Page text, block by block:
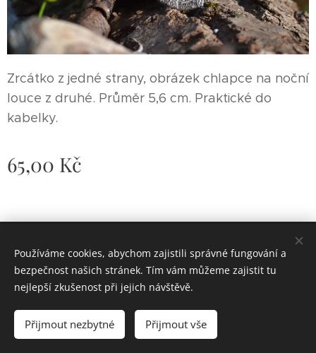
Zrcátko z jedné strany, obrázek chlapce na noční
louce z druhé. Průměr 5,6 cm. Praktické do
kabelky.
65,00 Kč
Do košíku
Cookies
Používáme cookies, abychom zajistili správné fungování a
bezpečnost našich stránek. Tím vám můžeme zajistit tu
nejlepší zkušenost při jejich návštěvě.
Přijmout nezbytné Přijmout vše